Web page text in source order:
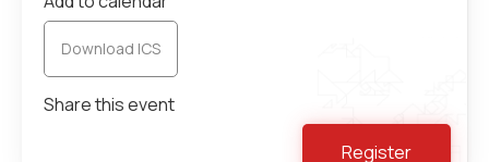
Download ICS
Share this event
Register